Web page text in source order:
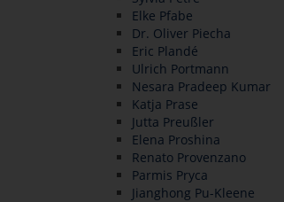
Elke Pfabe
Dr. Oliver Piecha
Eric Plandé
Ulrich Portmann
Nesara Pradeep Kumar
Katja Prase
Jutta Preußler
Elena Proshina
Renato Provenzano
Parmis Pryca
Jianghong Pu-Kleene